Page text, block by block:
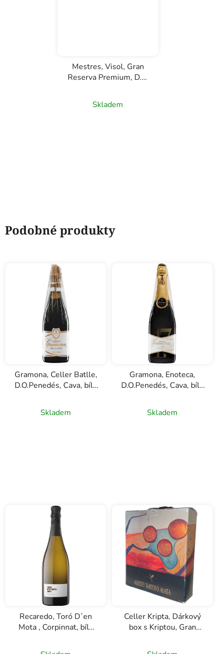
Mestres, Visol, Gran
Reserva Premium, D.O.
0,75l
Skladem
Podobné produkty
Gramona, Celler Batlle,
D.O.Penedés, Cava, bílé
Skladem
Gramona, Enoteca,
D.O.Penedés, Cava, bílé
Skladem
Recaredo, Toró D´en
Mota , Corpinnat, bílé
Celler Kripta, Dárkový
box s Kriptou, Gran
Reservou, D.O. Cava,